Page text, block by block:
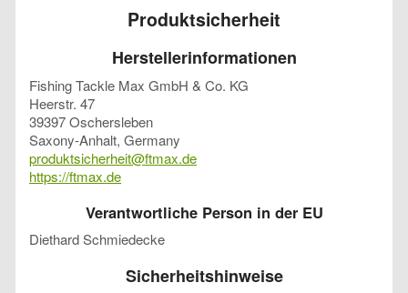
Produktsicherheit
Herstellerinformationen
Fishing Tackle Max GmbH & Co. KG
Heerstr. 47
39397 Oschersleben
Saxony-Anhalt, Germany
produktsicherheit@ftmax.de
https://ftmax.de
Verantwortliche Person in der EU
Diethard Schmiedecke
Sicherheitshinweise